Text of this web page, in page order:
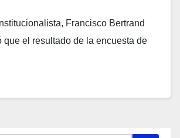
Francisco Bertrand
que el resultado de la encuesta de